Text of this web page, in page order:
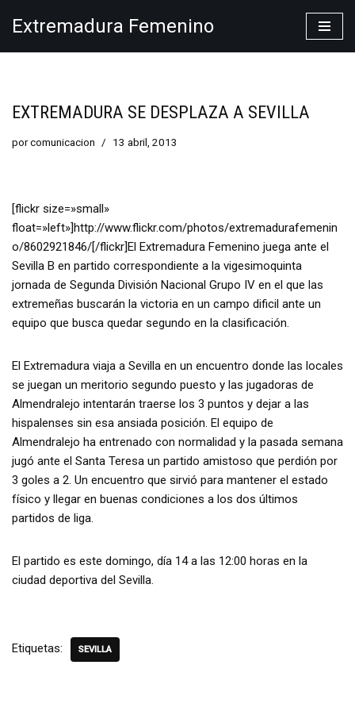
Extremadura Femenino
EXTREMADURA SE DESPLAZA A SEVILLA
porcomunicacion 13 abril, 2013
[flickr size=»small»
float=»left»]http://www.flickr.com/photos/extremadurafemenin
o/8602921846/[/flickr]El Extremadura Femenino juega ante el
Sevilla B en partido correspondiente a la vigesimoquinta
jornada de Segunda División Nacional Grupo IV en el que las
extremeñas buscarán la victoria en un campo dificil ante un
equipo que busca quedar segundo en la clasificación.
El Extremadura viaja a Sevilla en un encuentro donde las locales
se juegan un meritorio segundo puesto y las jugadoras de
Almendralejo intentarán traerse los 3 puntos y dejar a las
hispalenses sin esa ansiada posición. El equipo de
Almendralejo ha entrenado con normalidad y la pasada semana
jugó ante el Santa Teresa un partido amistoso que perdión por
3 goles a 2. Un encuentro que sirvió para mantener el estado
físico y llegar en buenas condiciones a los dos últimos
partidos de liga.
El partido es este domingo, día 14 a las 12:00 horas en la
ciudad deportiva del Sevilla.
Etiquetas: SEVILLA